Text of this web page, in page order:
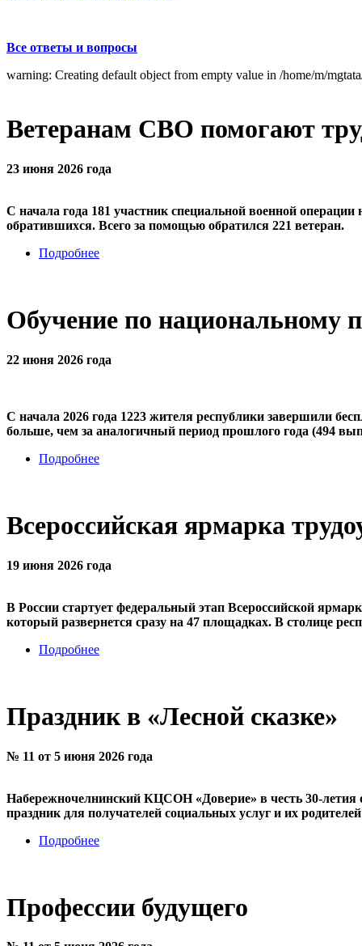
Все ответы и вопросы
warning: Creating default object from empty value in /home/m/
Ветеранам СВО помогают
23 июня 2026 года
С начала года 181 участник специальной военной
обратившихся. Всего за помощью обратился 221 ветеран.
Подробнее
Обучение по национальному
22 июня 2026 года
С начала 2026 года 1223 жителя республики завершили
больше, чем за аналогичный период прошлого года (494
Подробнее
Всероссийская ярмарка
19 июня 2026 года
В России стартует федеральный этап Всероссийской
который развернется сразу на 47 площадках. В столице
Подробнее
Праздник в «Лесной сказке»
№ 11 от 5 июня 2026 года
Набережночелнинский КЦСОН «Доверие» в честь 30-летия
праздник для получателей социальных услуг и их
Подробнее
Профессии будущего